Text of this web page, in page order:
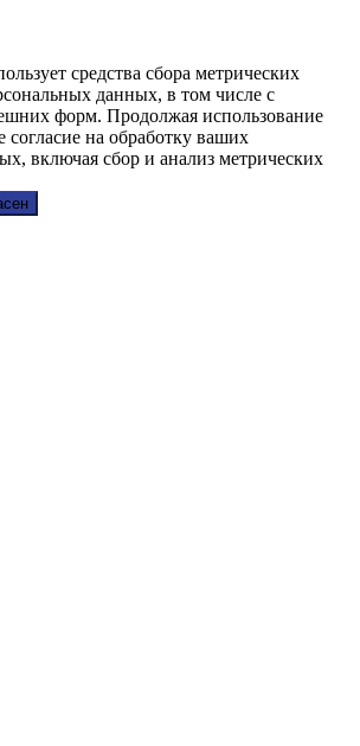
средства сбора метрических
данных, в том числе с
форм. Продолжая использование
согласие на обработку ваших
включая сбор и анализ метрических